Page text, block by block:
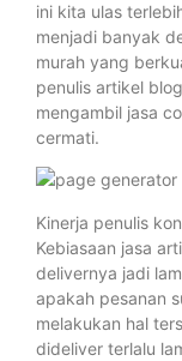
ini kita ulas
menjadi banyak
murah yang
penulis artikel
mengambil jasa
cermati.
Kinerja penulis
Kebiasaan jasa
delivernya jadi
apakah pesanan
melakukan hal
dideliver terlalu